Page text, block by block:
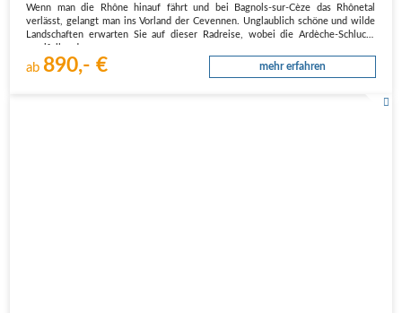
Wenn man die Rhône hinauf fährt und bei Bagnols-sur-Cèze das Rhônetal
verlässt, gelangt man ins Vorland der Cevennen. Unglaublich schöne und wilde
Landschaften erwarten Sie auf dieser Radreise, wobei die Ardèche-Schlucht
ab 890,- € mehr erfahren